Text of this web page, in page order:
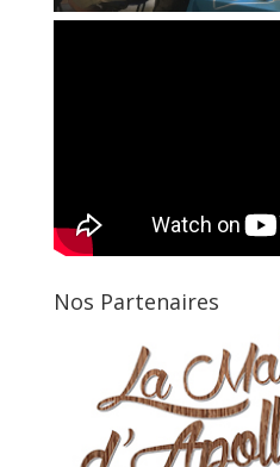
Nos Partenaires